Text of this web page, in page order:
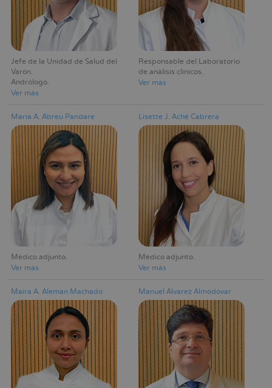
Jefe de la Unidad de Salud del
Varón
Andrólogo
Ver más
Responsable del Laboratorio
de análisis clínicos
Ver más
Maria A. Abreu Pandare
Médico adjunto
Ver más
Lisette J. Aché Cabrera
Médico adjunto
Ver más
Maira A. Aleman Machado Manuel Álvarez Almodóvar